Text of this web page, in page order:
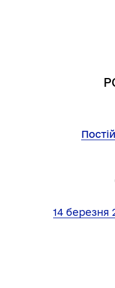
14 березня